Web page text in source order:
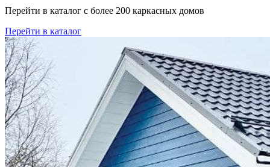
Перейти в каталог с более 200 каркасных домов
Перейти в каталог